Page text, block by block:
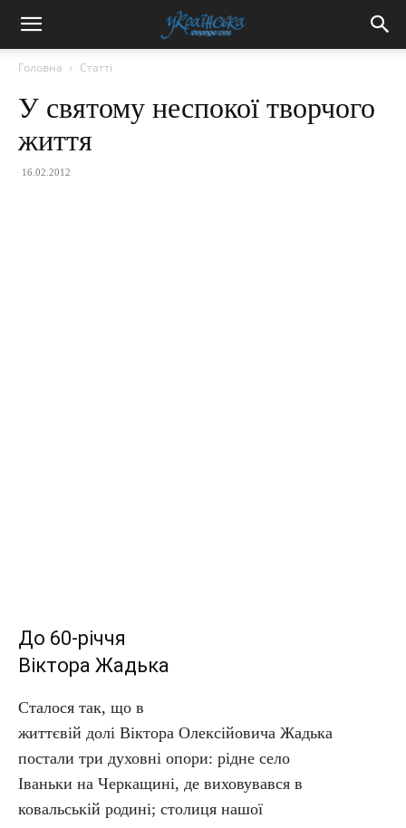
Головна Статті
У святому неспокої творчого
життя
16.02.2012
До 60-річчя
Віктора Жадька
Сталося так, що в
життєвій долі Віктора Олексійовича Жадька
постали три духовні опори: рідне село
Іваньки на Черкащині, де виховувався в
ковальській родині; столиця нашої